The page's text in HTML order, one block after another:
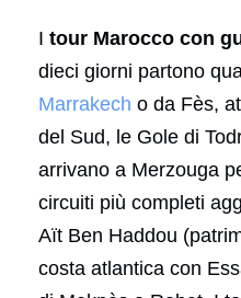
I tour Marocco con
dieci giorni partono
Marrakech o da Fès,
del Sud, le Gole di
arrivano a Merzouga
circuiti più completi
Aït Ben Haddou
costa atlantica con